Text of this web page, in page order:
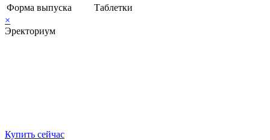
Форма выпуска
Таблетки
×
Эректориум
Купить сейчас